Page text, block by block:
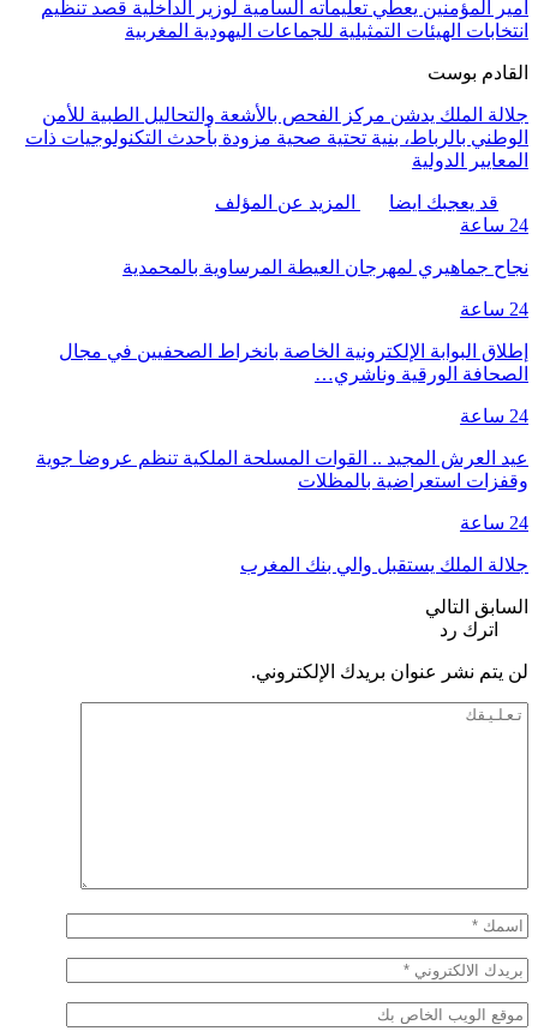
أمير المؤمنين يعطي تعليماته السامية لوزير الداخلية قصد تنظيم
انتخابات الهيئات التمثيلية للجماعات اليهودية المغربية
القادم بوست
جلالة الملك يدشن مركز الفحص بالأشعة والتحاليل الطبية للأمن
الوطني بالرباط، بنية تحتية صحية مزودة بأحدث التكنولوجيات ذات
المعايير الدولية
قد يعجبك ايضا
المزيد عن المؤلف
24 ساعة
نجاح جماهيري لمهرجان العيطة المرساوية بالمحمدية
24 ساعة
إطلاق البوابة الإلكترونية الخاصة بانخراط الصحفيين في مجال
الصحافة الورقية وناشري…
24 ساعة
عيد العرش المجيد .. القوات المسلحة الملكية تنظم عروضا جوية
وقفزات استعراضية بالمظلات
24 ساعة
جلالة الملك يستقبل والي بنك المغرب
السابق التالي
اترك رد
لن يتم نشر عنوان بريدك الإلكتروني.